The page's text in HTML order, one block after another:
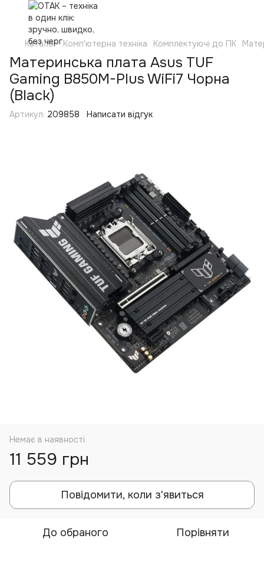
Каталог Комп'ютерна техніка Комплектуючі до ПК
Материнська плата Asus TUF
Gaming B850M-Plus WiFi7 Чорна
(Black)
Артикул: 209858 Написати відгук
Немає в наявності
11 559 грн
Повідомити, коли з'явиться
До обраного Порівняти